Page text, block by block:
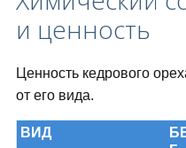
и ценность
Ценность кедрового
от его вида.
ВИД